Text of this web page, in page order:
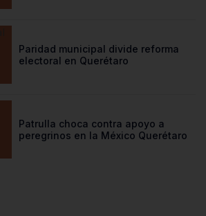
Paridad municipal divide reforma
electoral en Querétaro
Patrulla choca contra apoyo a
peregrinos en la México Querétaro